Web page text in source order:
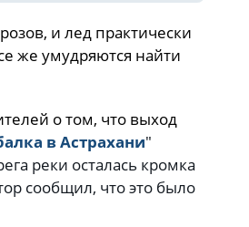
и лед практически
же умудряются найти
о том, что выход
в Астрахани"
реки осталась кромка
сообщил, что это было